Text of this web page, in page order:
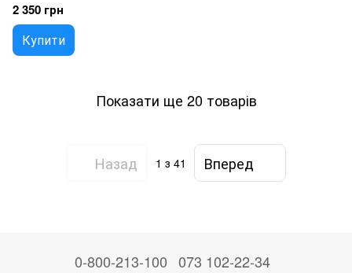
2 350 грн
Купити
Показати ще 20 товарів
Назад 1 з 41 Вперед
0-800-213-100 073 102-22-34